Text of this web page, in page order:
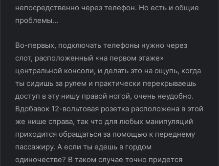
непосредственно через телефон. Но есть и общие
проблемы…
Во-первых, подключать телефоны нужно через
слот, расположенный «на первом этаже»
центральной консоли, и делать это на ощупь, когда
ты сидишь за рулем и практически перекрываешь
доступ в эту нишу правой ногой, очень неудобно.
Вдобавок 12-вольтовая розетка расположена в этой
же нише справа, так что для любых манипуляций
приходится обращаться за помощью к переднему
пассажиру. А если ты едешь в гордом
одиночестве? В таком случае точно придется